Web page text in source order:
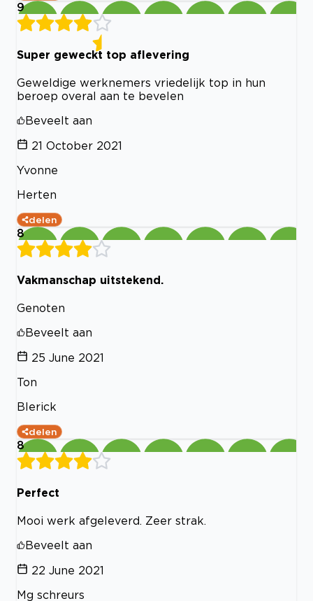
9
Super geweckt top aflevering
Geweldige werknemers vriedelijk top in hun
beroep overal aan te bevelen
Beveelt aan
21 October 2021
Yvonne
Herten
delen
8
Vakmanschap uitstekend.
Genoten
Beveelt aan
25 June 2021
Ton
Blerick
delen
8
Perfect
Mooi werk afgeleverd. Zeer strak.
Beveelt aan
22 June 2021
Mg schreurs